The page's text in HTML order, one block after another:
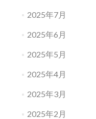
2025年7月
2025年6月
2025年5月
2025年4月
2025年3月
2025年2月